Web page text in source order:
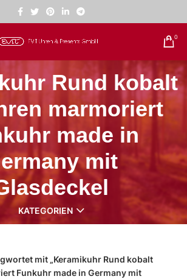
0
Rund kobalt
marmoriert
made in
mit
KATEGORIEN
mit „Keramikuhr Rund kobalt
Funkuhr made in Germany mit